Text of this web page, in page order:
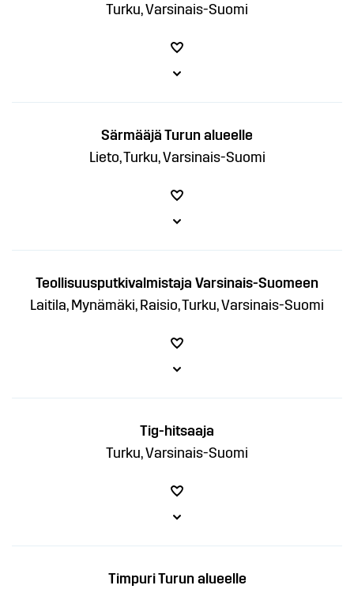
Turku, Varsinais-Suomi
Särmääjä Turun alueelle
Lieto, Turku, Varsinais-Suomi
Teollisuusputkivalmistaja Varsinais-Suomeen
Laitila, Mynämäki, Raisio, Turku, Varsinais-Suomi
Tig-hitsaaja
Turku, Varsinais-Suomi
Timpuri Turun alueelle